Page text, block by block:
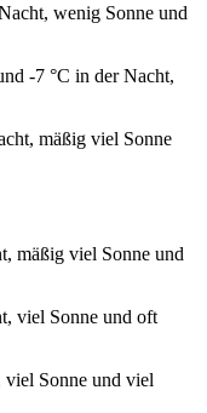
wenig Sonne und
-7 °C in der Nacht,
mäßig viel Sonne
mäßig viel Sonne und
viel Sonne und oft
viel Sonne und viel